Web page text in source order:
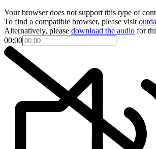
Your browser does not support this type of
To find a compatible browser, please visit
Alternatively, please download the audio for
00:00